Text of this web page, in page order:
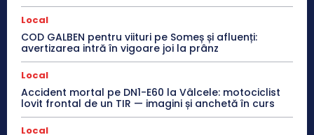
Local
COD GALBEN pentru viituri pe Someș și afluenți:
avertizarea intră în vigoare joi la prânz
Local
Accident mortal pe DN1-E60 la Vâlcele: motociclist
lovit frontal de un TIR — imagini și anchetă în curs
Local